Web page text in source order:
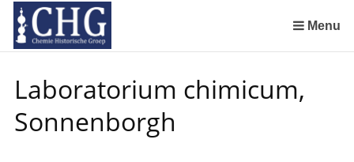
links
over
naar
de
inhoud
Menu
Laboratorium chimicum,
Sonnenborgh